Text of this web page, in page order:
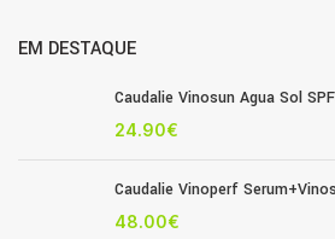
EM DESTAQUE
Caudalie Vinosun Agua Sol
24.90€
Caudalie Vinoperf
48.00€